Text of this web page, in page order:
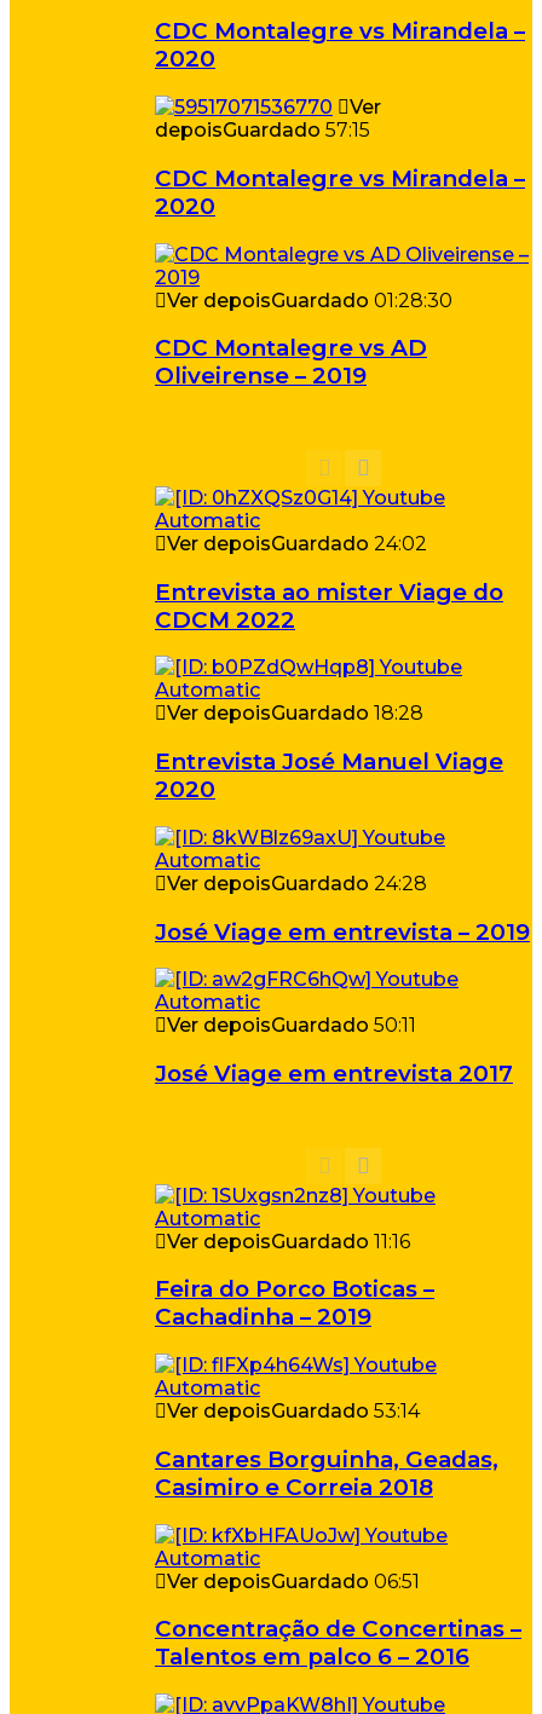
CDC Montalegre vs Mirandela –
2020
Ver
depoisGuardado 57:15
CDC Montalegre vs Mirandela –
2020
Ver depoisGuardado 01:28:30
CDC Montalegre vs AD
Oliveirense – 2019
Ver depoisGuardado 24:02
Entrevista ao mister Viage do
CDCM 2022
Ver depoisGuardado 18:28
Entrevista José Manuel Viage
2020
Ver depoisGuardado 24:28
José Viage em entrevista – 2019
Ver depoisGuardado 50:11
José Viage em entrevista 2017
Ver depoisGuardado 11:16
Feira do Porco Boticas –
Cachadinha – 2019
Ver depoisGuardado 53:14
Cantares Borguinha, Geadas,
Casimiro e Correia 2018
Ver depoisGuardado 06:51
Concentração de Concertinas –
Talentos em palco 6 – 2016